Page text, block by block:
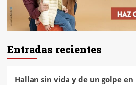
Entradas recientes
Hallan sin vida y de un golpe en